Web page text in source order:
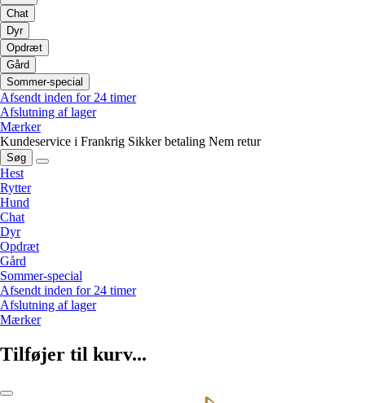
Chat
Dyr
Opdræt
Gård
Sommer-special
Afsendt inden for 24 timer
Afslutning af lager
Mærker
Kundeservice i Frankrig Sikker betaling Nem retur
Søg
Hest
Rytter
Hund
Chat
Dyr
Opdræt
Gård
Sommer-special
Afsendt inden for 24 timer
Afslutning af lager
Mærker
Tilføjer til kurv...